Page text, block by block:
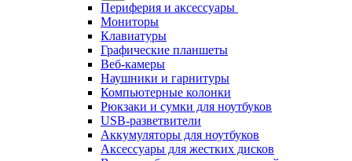
Периферия и аксессуары
Мониторы
Клавиатуры
Графические планшеты
Веб-камеры
Наушники и гарнитуры
Компьютерные колонки
Рюкзаки и сумки для ноутбуков
USB-разветвители
Аккумуляторы для ноутбуков
Аксессуары для жестких дисков